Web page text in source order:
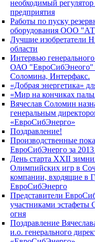
необходимый
предприятия
Работы по пуску
оборудования ООО
Лучшие изобретатели
области
Интервью
ОАО "ЕвроСибЭнеого"
Соломина, Интерфакс.
«Добрая энергетика»
«Мир на кончиках
Вячеслав Соломин
генеральным
«ЕвроСибЭнерго»
Поздравление!
Производственные
ЕвроСибЭнерго за 2013
День старта XXII
Олимпийских игр в
компании, входящие в
ЕвроСибЭнерго
Представители
участниками эстафеты
огня
Поздравление
и.о. генерального